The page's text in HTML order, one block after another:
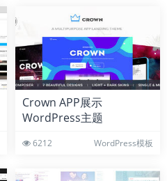
Crown APP展示
WordPress主题
6212 WordPress模板